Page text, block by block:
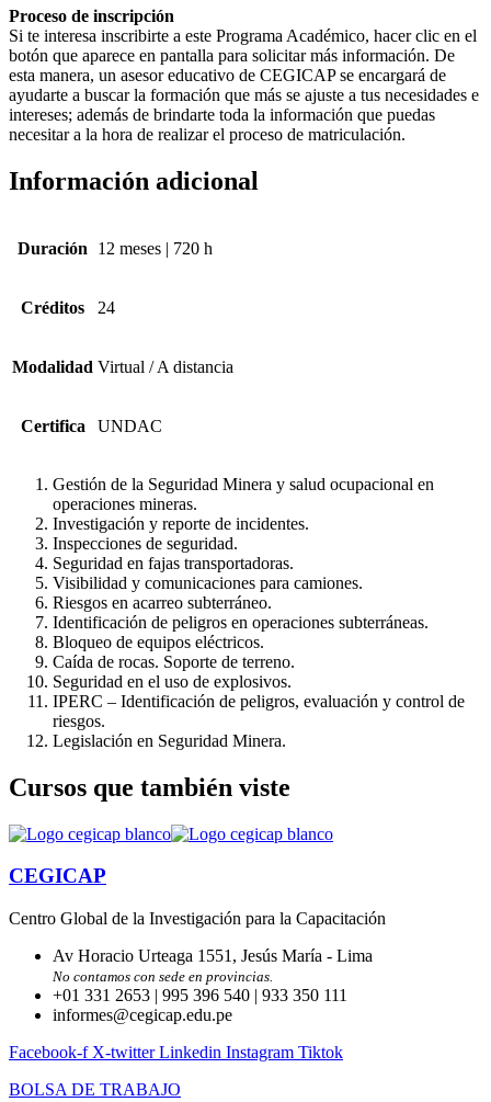
Proceso de inscripción
Si te interesa inscribirte a este Programa Académico, hacer clic en el
botón que aparece en pantalla para solicitar más información. De
esta manera, un asesor educativo de CEGICAP se encargará de
ayudarte a buscar la formación que más se ajuste a tus necesidades e
intereses; además de brindarte toda la información que puedas
necesitar a la hora de realizar el proceso de matriculación.
Información adicional
Duración 12 meses | 720 h
Créditos 24
Modalidad Virtual / A distancia
Certifica UNDAC
Gestión de la Seguridad Minera y salud ocupacional en
operaciones mineras.
Investigación y reporte de incidentes.
Inspecciones de seguridad.
Seguridad en fajas transportadoras.
Visibilidad y comunicaciones para ca­miones.
Riesgos en acarreo subterráneo.
Identificación de peligros en operaciones subterráneas.
Bloqueo de equipos eléctricos.
Caída de rocas. Soporte de terreno.
Seguridad en el uso de explosivos.
IPERC – Identificación de peligros, evaluación y control de
riesgos.
Legislación en Seguridad Minera.
Cursos que también viste
CEGICAP
Centro Global de la Investigación para la Capacitación
Av Horacio Urteaga 1551, Jesús María - Lima
No contamos con sede en provincias.
+01 331 2653 | 995 396 540 | 933 350 111
informes@cegicap.edu.pe
Facebook-f X-twitter Linkedin Instagram Tiktok
BOLSA DE TRABAJO